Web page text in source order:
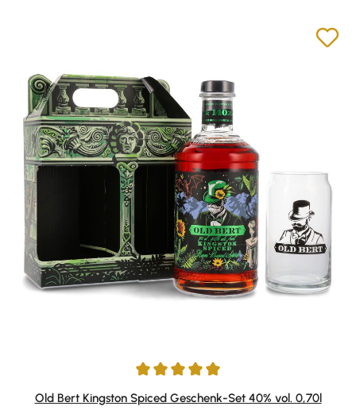
Durchschnittliche Bewertung von 5 von 5 Sternen
Old Bert Kingston Spiced Geschenk-Set 40% vol. 0,70l